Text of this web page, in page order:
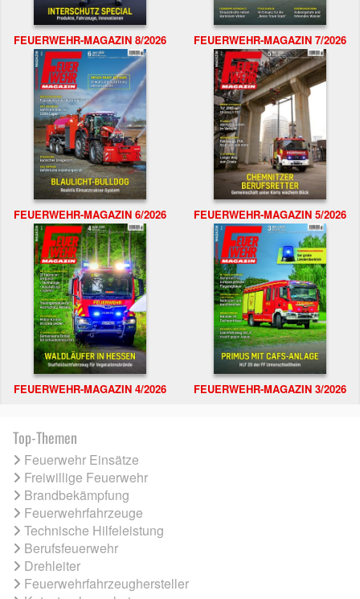
FEUERWEHR-MAGAZIN 8/2026 FEUERWEHR-MAGAZIN 7/2026
FEUERWEHR-MAGAZIN 6/2026 FEUERWEHR-MAGAZIN 5/2026
FEUERWEHR-MAGAZIN 4/2026 FEUERWEHR-MAGAZIN 3/2026
Top-Themen
Feuerwehr Einsätze
Freiwillige Feuerwehr
Brandbekämpfung
Feuerwehrfahrzeuge
Technische Hilfeleistung
Berufsfeuerwehr
Drehleiter
Feuerwehrfahrzeughersteller